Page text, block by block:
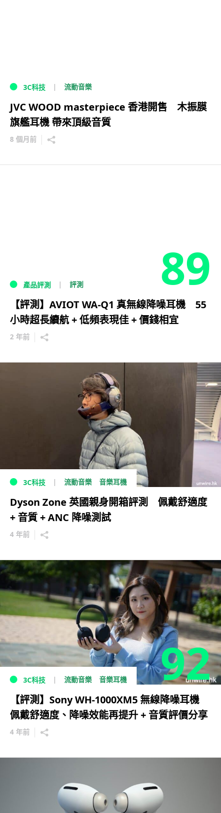
3C科技 流動音樂
JVC WOOD masterpiece 香港開售 木振膜
旗艦耳機 帶來頂級音質
8 個月前
89
產品評測 評測
【評測】AVIOT WA-Q1 真無線降噪耳機 55
小時超長續航 + 低頻表現佳 + 價錢相宜
2 年前
3C科技 流動音樂 音樂耳機
Dyson Zone 英國親身開箱評測 佩戴舒適度
+ 音質 + ANC 降噪測試
4 年前
92
3C科技 流動音樂 音樂耳機
【評測】Sony WH-1000XM5 無線降噪耳機
佩戴舒適度、降噪效能再提升 + 音質評價分享
4 年前